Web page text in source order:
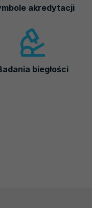
akredytacji
biegłości